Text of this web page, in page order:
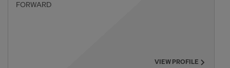
FORWARD
VIEW PROFILE